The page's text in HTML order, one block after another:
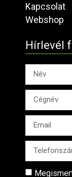
Kapcsolat
Webshop
Hírlevél